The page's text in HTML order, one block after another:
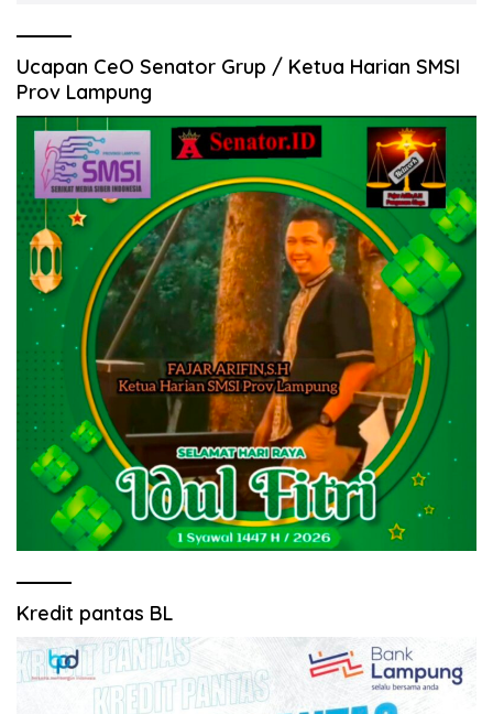
Ucapan CeO Senator Grup / Ketua Harian SMSI
Prov Lampung
Kredit pantas BL